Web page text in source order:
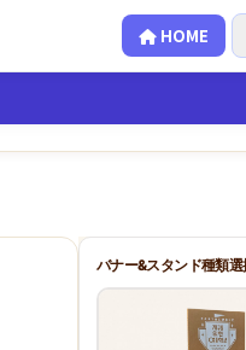
HOME
バナー&スタンド種類選